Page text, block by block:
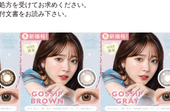
方を受けてお求めください。
文書をお読み下さい。